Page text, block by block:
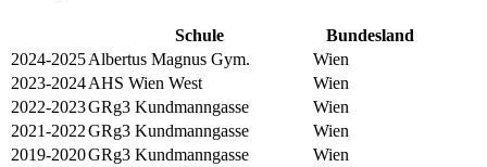
Schule
Bundesland
2024-2025Albertus Magnus Gym.
Wien
2023-2024AHS Wien West
Wien
2022-2023GRg3 Kundmanngasse
Wien
2021-2022GRg3 Kundmanngasse
Wien
2019-2020GRg3 Kundmanngasse
Wien